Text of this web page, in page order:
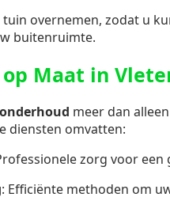
overnemen, zodat u
buitenruimte.
Maat in
meer dan
diensten omvatten:
zorg voor
: Efficiënte methoden om